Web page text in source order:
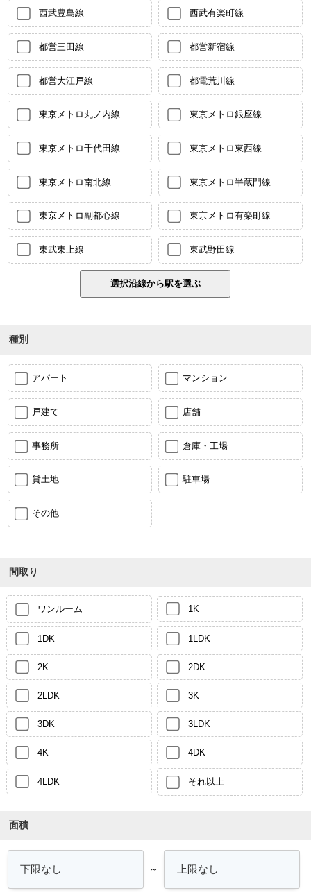
西武豊島線 西武有楽町線
都営三田線 都営新宿線
都営大江戸線 都電荒川線
東京メトロ丸ノ内線 東京メトロ銀座線
東京メトロ千代田線 東京メトロ東西線
東京メトロ南北線 東京メトロ半蔵門線
東京メトロ副都心線 東京メトロ有楽町線
東武東上線 東武野田線
種別
アパート マンション
戸建て 店舗
事務所 倉庫・工場
貸土地 駐車場
その他
間取り
ワンルーム 1K
1DK 1LDK
2K 2DK
2LDK 3K
3DK 3LDK
4K 4DK
4LDK それ以上
面積
～